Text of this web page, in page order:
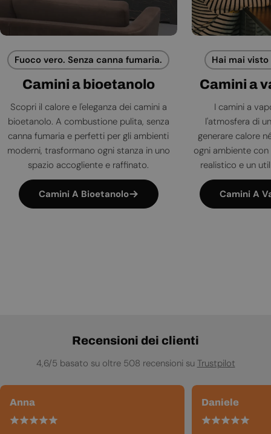
Fuoco vero. Senza canna fumaria.
Camini a bioetanolo
Scopri il calore e l'eleganza dei camini a
bioetanolo. A combustione pulita, senza
canna fumaria e perfetti per gli ambienti
moderni, trasformano ogni stanza in uno
spazio accogliente e raffinato.
Camini A Bioetanolo
Hai mai
Camini a
I camini a
l'atmosfera di
generare calore
ogni ambiente
realistico e un
Camini A
Recensioni dei clienti
4,6/5 basato su oltre 508 recensioni su Trustpilot
Anna Daniele